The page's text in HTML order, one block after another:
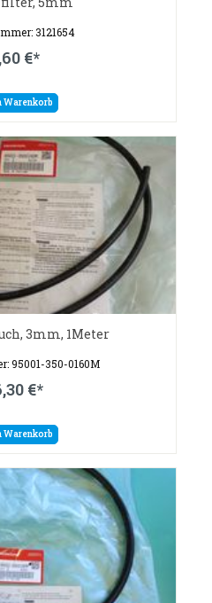
3121654
€*
Warenkorb
3mm, 1Meter
95001-350-0160M
€*
Warenkorb